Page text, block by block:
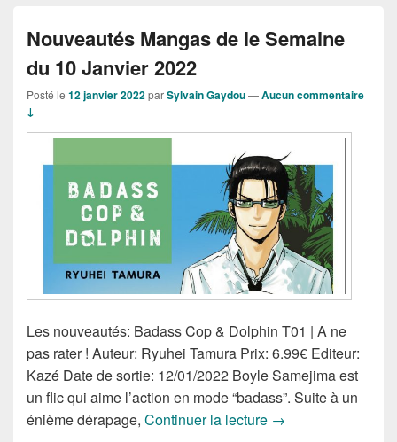
Nouveautés Mangas de le Semaine
du 10 Janvier 2022
Posté le 12 janvier 2022parSylvain Gaydou—Aucun commentaire
↓
Les nouveautés: Badass Cop & Dolphin T01 | A ne
pas rater ! Auteur: Ryuhei Tamura Prix: 6.99€ Editeur:
Kazé Date de sortie: 12/01/2022 Boyle Samejima est
un flic qui aime l’action en mode “badass”. Suite à un
énième dérapage, Continuer la lecture Nouveautés
→